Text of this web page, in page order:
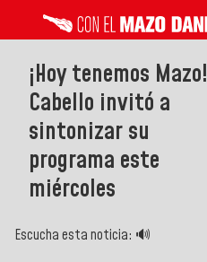
¡Hoy tenemos Mazo!
Cabello invitó a
sintonizar su
programa este
miércoles
Escucha esta noticia: 🔊